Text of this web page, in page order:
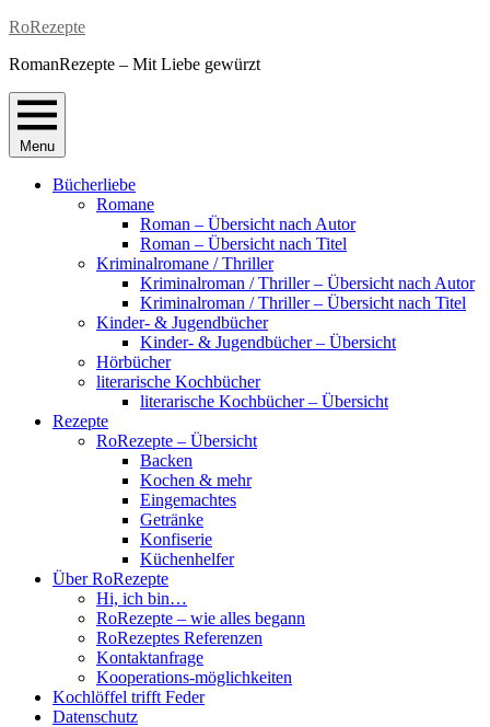
Skip
content
RoRezepte
RomanRezepte – Mit Liebe gewürzt
Menu
Bücherliebe
Romane
Roman – Übersicht nach Autor
Roman – Übersicht nach Titel
Kriminalromane / Thriller
Kriminalroman / Thriller – Übersicht nach Autor
Kriminalroman / Thriller – Übersicht nach Titel
Kinder- & Jugendbücher
Kinder- & Jugendbücher – Übersicht
Hörbücher
literarische Kochbücher
literarische Kochbücher – Übersicht
Rezepte
RoRezepte – Übersicht
Backen
Kochen & mehr
Eingemachtes
Getränke
Konfiserie
Küchenhelfer
Über RoRezepte
Hi, ich bin…
RoRezepte – wie alles begann
RoRezeptes Referenzen
Kontaktanfrage
Kooperations-möglichkeiten
Kochlöffel trifft Feder
Datenschutz